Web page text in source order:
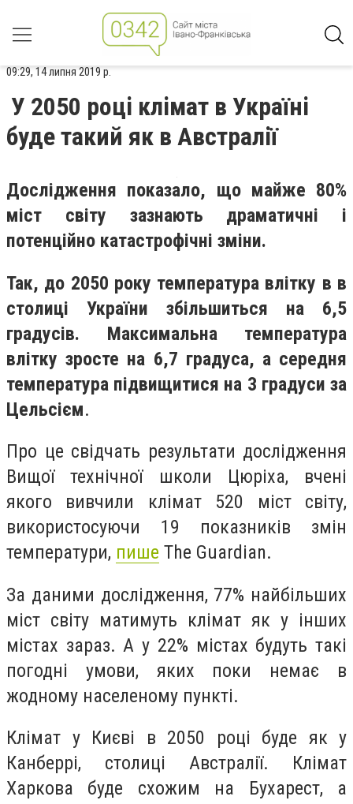
09:29, 14 липня 2019 р.
У 2050 році клімат в Україні
буде такий як в Австралії
Дослідження показало, що майже 80%
міст світу зазнають драматичні і
потенційно катастрофічні зміни.
Так, до 2050 року температура влітку в в
столиці України збільшиться на 6,5
градусів. Максимальна температура
влітку зросте на 6,7 градуса, а середня
температура підвищитися на 3 градуси за
Цельсієм.
Про це свідчать результати дослідження
Вищої технічної школи Цюріха, вчені
якого вивчили клімат 520 міст світу,
використосуючи 19 показників змін
температури, пише The Guardian.
За даними дослідження, 77% найбільших
міст світу матимуть клімат як у інших
містах зараз. А у 22% містах будуть такі
погодні умови, яких поки немає в
жодному населеному пункті.
Клімат у Києві в 2050 році буде як у
Канберрі, столиці Австралії. Клімат
Харкова буде схожим на Бухарест, а